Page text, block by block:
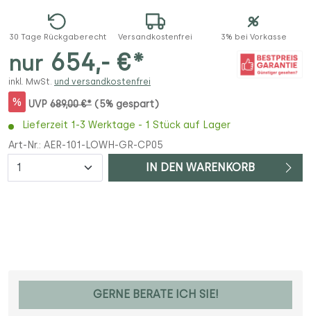
30 Tage Rückgaberecht Versandkostenfrei 3% bei Vorkasse
nur 654,- €*
inkl. MwSt. und versandkostenfrei
% UVP 689,00 €* (5% gespart)
Lieferzeit 1-3 Werktage - 1 Stück auf Lager
Art-Nr.: AER-101-LOWH-GR-CP05
Anzahl IN DEN WARENKORB
GERNE BERATE ICH SIE!